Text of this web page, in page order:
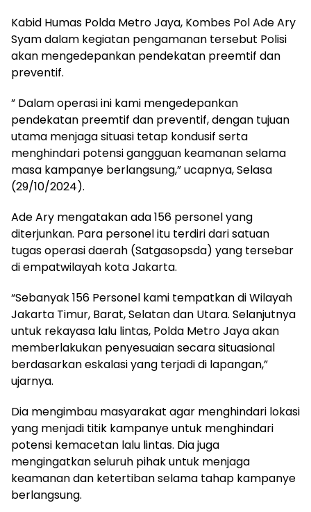
Kabid Humas Polda Metro Jaya, Kombes Pol Ade Ary
Syam dalam kegiatan pengamanan tersebut Polisi
akan mengedepankan pendekatan preemtif dan
preventif.
” Dalam operasi ini kami mengedepankan
pendekatan preemtif dan preventif, dengan tujuan
utama menjaga situasi tetap kondusif serta
menghindari potensi gangguan keamanan selama
masa kampanye berlangsung,” ucapnya, Selasa
(29/10/2024).
Ade Ary mengatakan ada 156 personel yang
diterjunkan. Para personel itu terdiri dari satuan
tugas operasi daerah (Satgasopsda) yang tersebar
di empatwilayah kota Jakarta.
“Sebanyak 156 Personel kami tempatkan di Wilayah
Jakarta Timur, Barat, Selatan dan Utara. Selanjutnya
untuk rekayasa lalu lintas, Polda Metro Jaya akan
memberlakukan penyesuaian secara situasional
berdasarkan eskalasi yang terjadi di lapangan,”
ujarnya.
Dia mengimbau masyarakat agar menghindari lokasi
yang menjadi titik kampanye untuk menghindari
potensi kemacetan lalu lintas. Dia juga
mengingatkan seluruh pihak untuk menjaga
keamanan dan ketertiban selama tahap kampanye
berlangsung.